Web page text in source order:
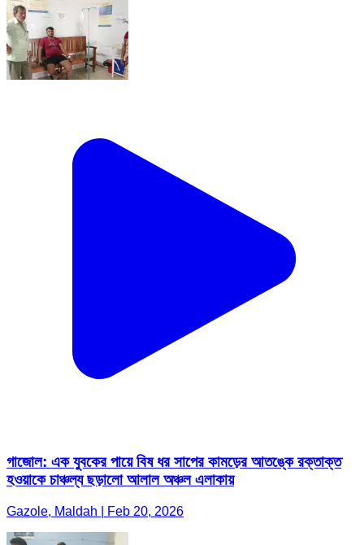
গাজোল: এক যুবকের পায়ে বিষ ধর সাপের কামড়ের আতঙ্কে রক্তাক্ত
হওয়াকে চাঞ্চল্য ছড়ালো আলাল অঞ্চল এলাকায়
Gazole, Maldah | Feb 20, 2026